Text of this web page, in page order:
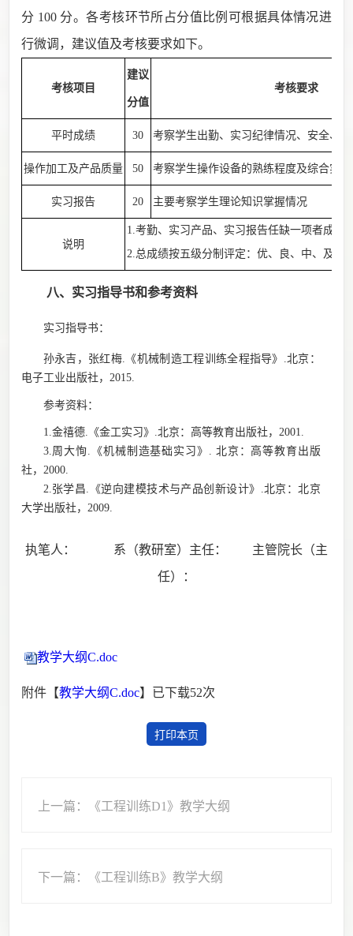
分 100 分。各考核环节所占分值比例可根据具体情况进
行微调，建议值及考核要求如下。
考核项目
建议
分值
考核要求
平时成绩 30 考察学生出勤、实习纪律情况、安全、
操作加工及产品质量 50 考察学生操作设备的熟练程度及综合实
实习报告 20 主要考察学生理论知识掌握情况
说明
1.考勤、实习产品、实习报告任缺一项者成绩
2.总成绩按五级分制评定：优、良、中、及格
八、 实习指导书和参考资料
实习指导书：
孙永吉 ，张红梅.《机械制造工程训练全程指导》.北京：
电子工业出版社，2015.
参考资料：
1.金禧德.《金工实习》.北京： 高等教育出版社， 2001.
3.周大恂.《机械制造基础实习》. 北京： 高等教育出版
社，2000.
2.张学昌.《逆向建模技术与产品创新设计》.北京：北京
大学出版社，2009.
执笔人： 系（教研室）主任：
主管院长（主
任）：
教学大纲C.doc
附件【教学大纲C.doc】已下载52次
打印本页
上一篇：《工程训练D1》教学大纲
下一篇：《工程训练B》教学大纲